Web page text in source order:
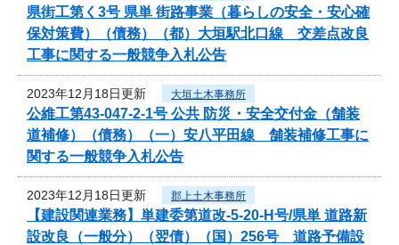
県街工第く3号 県単 街路事業（暮らしの安全・安心確
保対策費）（債務）（都）大垣駅北口線 交差点改良
工事に関する一般競争入札公告
2023年12月18日更新 大垣土木事務所
公維工第43-047-2-1号 公共 防災・安全交付金（舗装
道補修）（債務）（一）安八平田線 舗装補修工事に
関する一般競争入札公告
2023年12月18日更新 郡上土木事務所
【建設関連業務】単建委第道改-5-20-H号/県単 道路新
設改良（一般分）（翌債）（国）256号 道路予備設